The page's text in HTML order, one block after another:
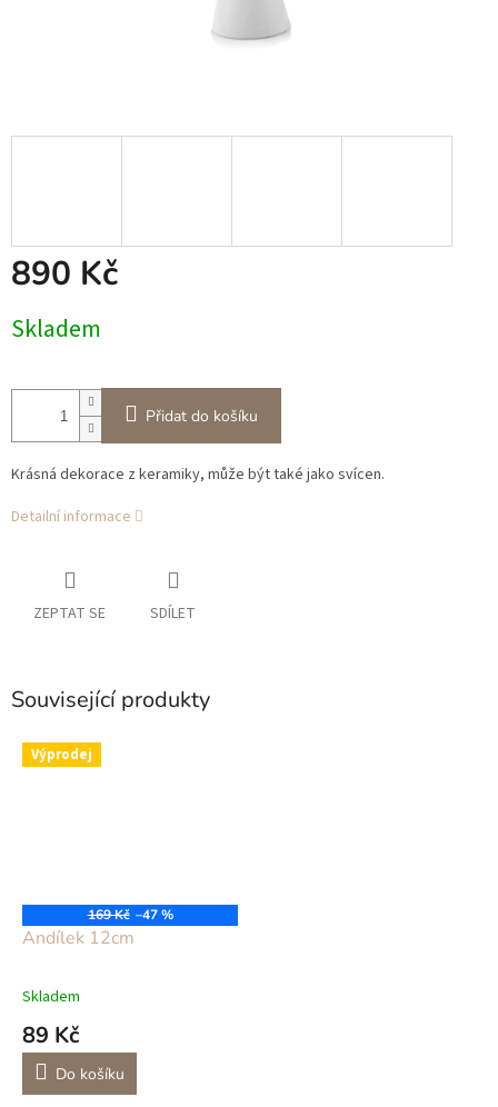
890 Kč
cena:
Skladem
Přidat do košíku
Krásná dekorace z keramiky, může být také jako svícen.
Detailní informace
ZEPTAT SE SDÍLET
Související produkty
Výprodej
169 Kč –47 %
Andílek 12cm
Skladem
89 Kč
Do košíku